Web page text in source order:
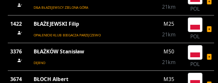
D&A BŁAŻEJEWSCY ZIELONA GÓRA
21km
POL
1422 BŁAŻEJEWSKI Filip
OPALENICKI KLUB BIEGACZA PARZĘCZEWO
M25
21km
POL
3376 BŁAŻKÓW Stanisław
DĘBNO
M50
21km
POL
3674 BŁOCH Albert
M35